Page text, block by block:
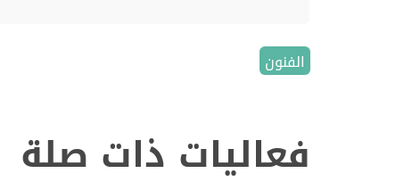
الفنون
فعاليات ذات صلة